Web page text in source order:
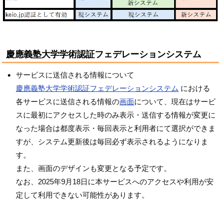
慶應義塾大学学術認証フェデレーションシステム
サービスに送信される情報について
慶應義塾大学学術認証フェデレーションシステム における
各サービスに送信される情報の画面について、現在はサービ
スに最初にアクセスした時のみ表示・送信する情報が変更に
なった場合は都度表示・毎回表示と利用者にて選択ができま
すが、システム更新後は毎回必ず表示されるようになりま
す。
また、画面のデザインも変更となる予定です。
なお、2025年9月18日に本サービスへのアクセスや利用が安
定して利用できない可能性があります。